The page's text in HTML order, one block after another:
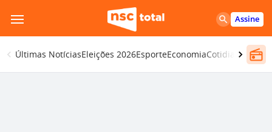
para
o
conteúdo
Assine
Últimas NotíciasEleições 2026EsporteEconomiaCotidiano